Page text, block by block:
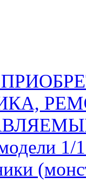
1/